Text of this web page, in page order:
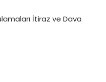
İtiraz ve Dava